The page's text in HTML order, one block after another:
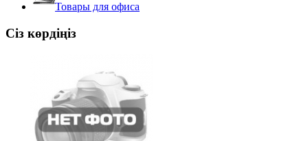
Товары для офиса
Сіз көрдіңіз